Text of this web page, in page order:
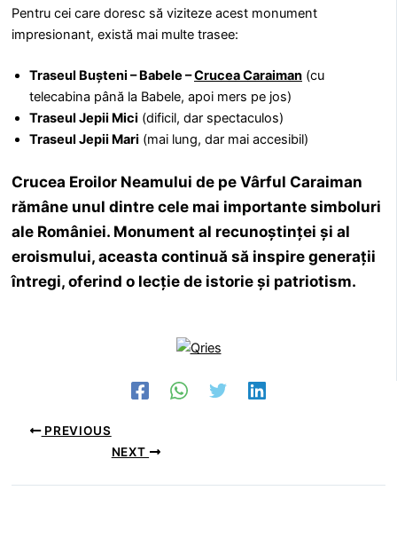
Pentru cei care doresc să viziteze acest monument
impresionant, există mai multe trasee:
Traseul Bușteni – Babele –Crucea Caraiman (cu
telecabina până la Babele, apoi mers pe jos)
Traseul Jepii Mici (dificil, dar spectaculos)
Traseul Jepii Mari (mai lung, dar mai accesibil)
Crucea Eroilor Neamului de pe Vârful Caraiman
rămâne unul dintre cele mai importante simboluri
ale României. Monument al recunoștinței și al
eroismului, aceasta continuă să inspire generații
întregi, oferind o lecție de istorie și patriotism.
PREVIOUS
NEXT